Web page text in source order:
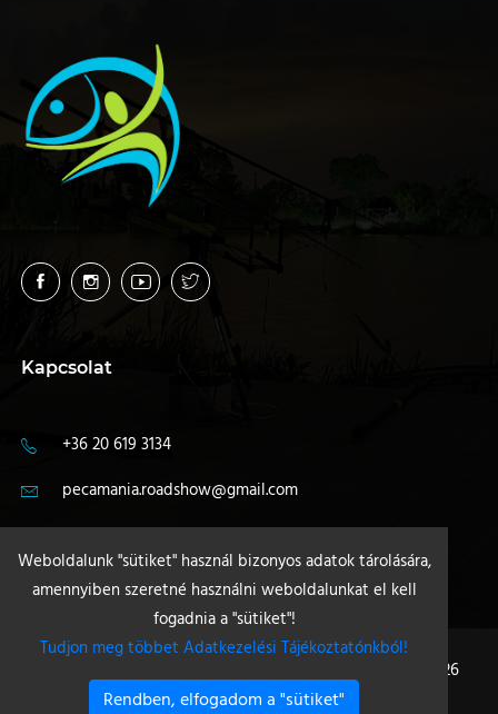
Kapcsolat
+36 20 619 3134
pecamania.roadshow@gmail.com
4400 Nyíregyháza
Minden jog fenntartva - Pecamania +36 20 619 3134 © 2026
Weboldalunk "sütiket" használ bizonyos adatok tárolására,
amennyiben szeretné használni weboldalunkat el kell
fogadnia a "sütiket"!
Tudjon meg többet Adatkezelési Tájékoztatónkból!
Rendben, elfogadom a "sütiket"